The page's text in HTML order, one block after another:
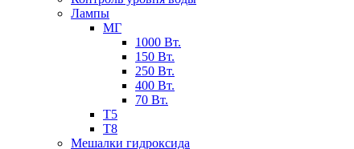
Лампы
МГ
1000 Вт.
150 Вт.
250 Вт.
400 Вт.
70 Вт.
Т5
Т8
Мешалки гидроксида